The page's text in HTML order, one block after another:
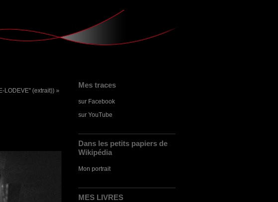
Mes traces
sur Facebook
sur YouTube
Dans les petits papiers de
Wikipédia
Mon portrait
MES LIVRES
LODEVE" (extrait)) »